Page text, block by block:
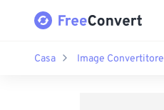
Casa Image Convertitore